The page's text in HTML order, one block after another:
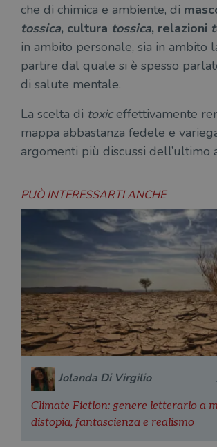
che di chimica e ambiente, di
tossica, cultura tossica, relazioni
in ambito personale, sia in ambito
partire dal quale si è spesso
di salute mentale.
La scelta di toxiceffettivamente
mappa abbastanza fedele e
argomenti più discussi dell’ultimo
PUÒ INTERESSARTI ANCHE
Jolanda Di Virgilio
Climate Fiction: genere letterario a
distopia, fantascienza e realismo